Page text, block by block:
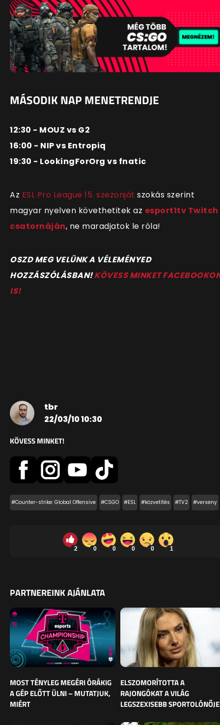
MÁSODIK NAP MENETRENDJE
12:30 - MOUZ vs G2
16:00 - NIP vs Entropiq
19:30 - LookingForOrg vs fnatic
Az ESL Pro League 15. szezonját szokás szerint
magyar nyelven követhetitek az esport1tv Twitch
csatornáján, ne maradjatok le róla!
OSZD MEG VELÜNK A VÉLEMÉNYED
HOZZÁSZÓLÁSBAN!KÖVESS MINKET
IS!
tbr
22/03/10 10:30
KÖVESS MINKET!
#Counter-strike: Global Offensive #CSGO #ESL #közvetítés #TV2 #verseny
2 0 0 0 0 1
PARTNEREINK AJÁNLATA
MOST TÉNYLEG MEGÉRI ÓRÁKIG
A GÉP ELŐTT ÜLNI – MUTATJUK,
MIÉRT
ELSZOMORÍTOTTA A
RAJONGÓKAT A VILÁG
LEGSZEXISEBB SPORTOLÓNŐJE